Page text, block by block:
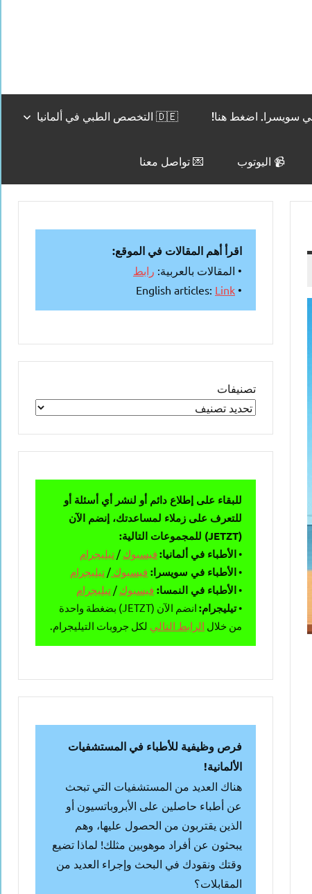
🇩🇪 التخصص الطبي في ألمانيا
📹 اليوتوب 💌 تواصل معنا
اقرأ أهم المقالات في الموقع:
• المقالات بالعربية: رابط
• English articles:
Link
تصنيفات
للبقاء على إطلاع دائم أو لنشر أي أسئلة أو
للتعرف على زملاء لمساعدتك، إنضم الآن
(JETZT) للمجموعات التالية:
•الأطباء في ألمانيا: فيسبوك / تيليجرام
•الأطباء في سويسرا: فيسبوك / تيليجرام
•الأطباء في النمسا: فيسبوك / تيليجرام
•تيليجرام:
انضم الآن (JETZT) بضغطة واحدة
من خلال الرابط التالي لكل جروبات التيليجرام.
فرص وظيفية للأطباء في المستشفيات
الألمانية!
هناك العديد من المستشفيات التي تبحث
عن أطباء حاصلين على الأبروباتسيون أو
الذين يقتربون من الحصول عليها، وهم
يبحثون عن أفراد موهوبين مثلك! لماذا تضيع
وقتك ونقودك في البحث وإجراء العديد من
المقابلات؟